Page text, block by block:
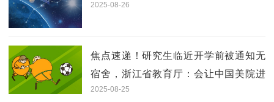
2025-08-26
焦点速递！研究生临近开学前被通知无
宿舍，浙江省教育厅：会让中国美院进
一步研究解决方案
2025-08-25